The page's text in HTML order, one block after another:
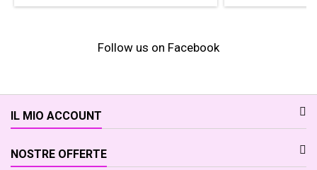
Follow us on Facebook
IL MIO ACCOUNT
NOSTRE OFFERTE